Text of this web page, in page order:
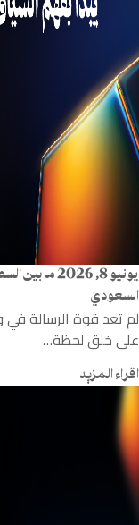
يونيو 8, 2026
ما بين
السعودي
لم تعد قوة الرسالة
على خلق لحظة…
اقراء المزيد